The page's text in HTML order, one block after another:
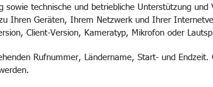
technische und betriebliche Unterstützung
Ihren Geräten, Ihrem Netzwerk und Ihrer
Client-Version, Kameratyp, Mikrofon oder
Rufnummer, Ländername, Start- und